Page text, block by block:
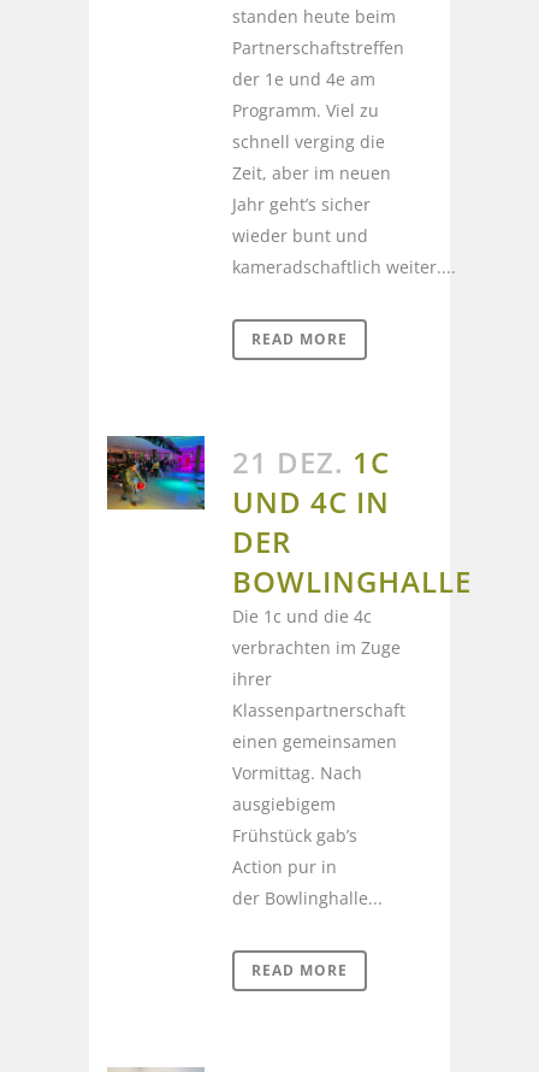
standen heute beim
Partnerschaftstreffen
der 1e und 4e am
Programm. Viel zu
schnell verging die
Zeit, aber im neuen
Jahr geht’s sicher
wieder bunt und
kameradschaftlich weiter....
READ MORE
21 DEZ. 1C
UND 4C IN
DER
BOWLINGHALLE
Die 1c und die 4c
verbrachten im Zuge
ihrer
Klassenpartnerschaft
einen gemeinsamen
Vormittag. Nach
ausgiebigem
Frühstück gab’s
Action pur in
der Bowlinghalle...
READ MORE